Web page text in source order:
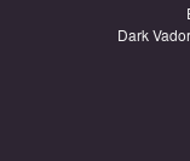
Dark